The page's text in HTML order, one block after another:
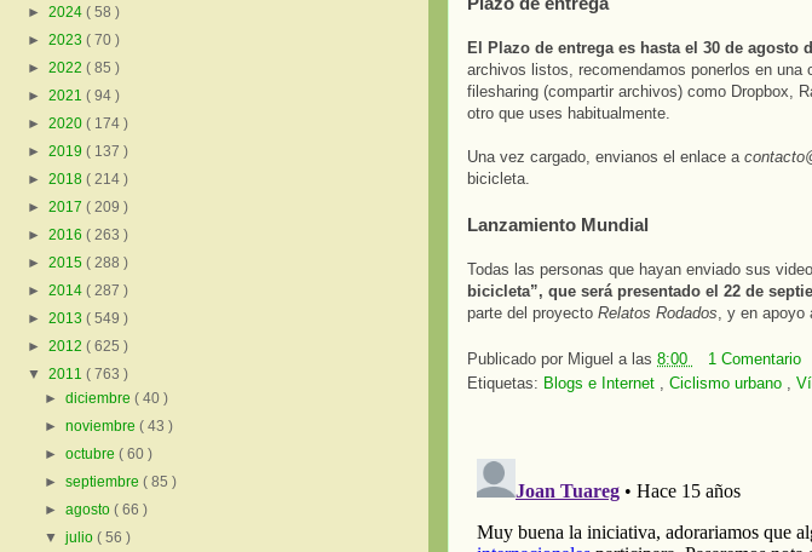
El Plazo de entrega es hasta el 30 de agosto
archivos listos, recomendamos ponerlos en
filesharing (compartir archivos) como Dropbox,
otro que uses habitualmente.
Una vez cargado, envianos el enlace a
bicicleta.
Lanzamiento Mundial
Todas las personas que hayan enviado sus
bicicleta”, que será presentado el 22 de
parte del proyecto Relatos Rodados , y en
Publicado por Miguel a las 8:00
1 Comentario
Etiquetas: Blogs e Internet , Ciclismo urbano ,
► 2024 ( 58 )
► 2023 ( 70 )
► 2022 ( 85 )
► 2021 ( 94 )
► 2020 ( 174 )
► 2019 ( 137 )
► 2018 ( 214 )
► 2017 ( 209 )
► 2016 ( 263 )
► 2015 ( 288 )
► 2014 ( 287 )
► 2013 ( 549 )
► 2012 ( 625 )
▼ 2011 ( 763 )
►diciembre( 40 )
►noviembre( 43 )
►octubre( 60 )
►septiembre( 85 )
►agosto( 66 )
▼julio( 56 )